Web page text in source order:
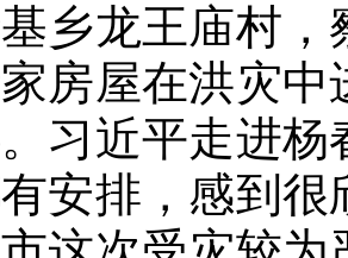
乡龙王庙村
房屋在洪灾
习近平走进
安排，感到